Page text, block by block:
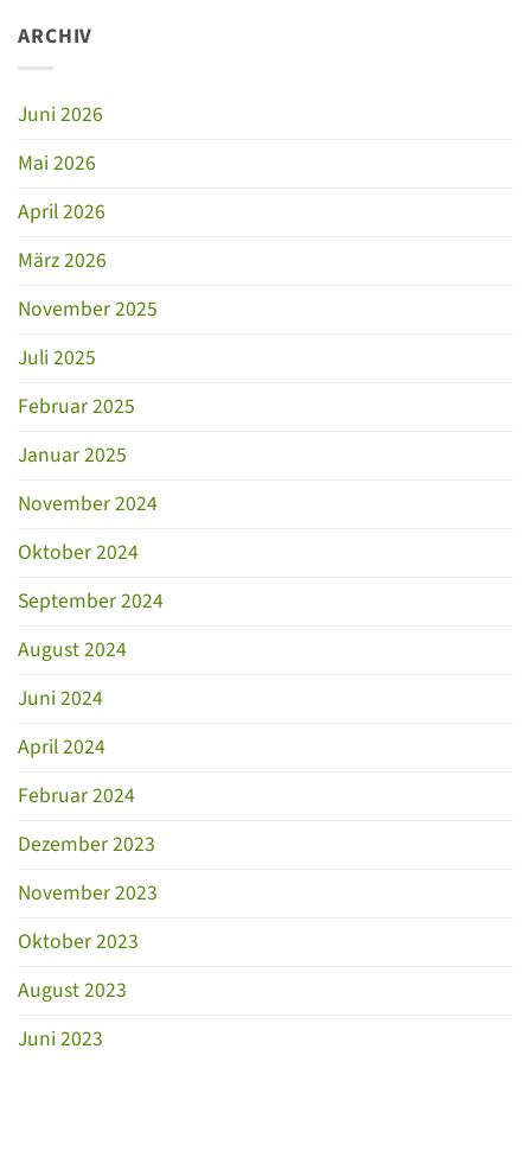
ARCHIV
Juni 2026
Mai 2026
April 2026
März 2026
November 2025
Juli 2025
Februar 2025
Januar 2025
November 2024
Oktober 2024
September 2024
August 2024
Juni 2024
April 2024
Februar 2024
Dezember 2023
November 2023
Oktober 2023
August 2023
Juni 2023